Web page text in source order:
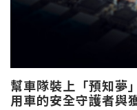
幫車隊裝上「預知夢
用車的安全守護者與